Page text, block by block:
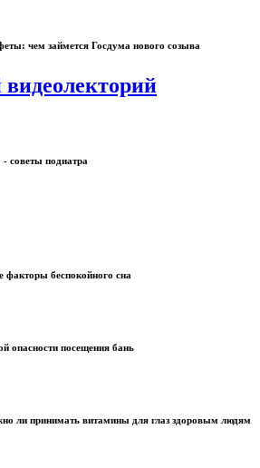
чем займется Госдума нового созыва
советы подиатра
факторы беспокойного сна
опасности посещения бань
ли принимать витамины для глаз здоровым людям